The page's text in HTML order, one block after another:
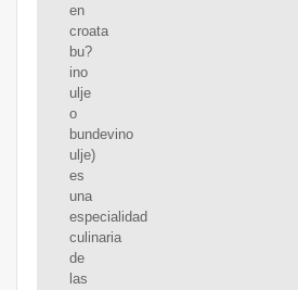
en
croata
bu?
ino
ulje
o
bundevino
ulje)
es
una
especialidad
culinaria
de
las